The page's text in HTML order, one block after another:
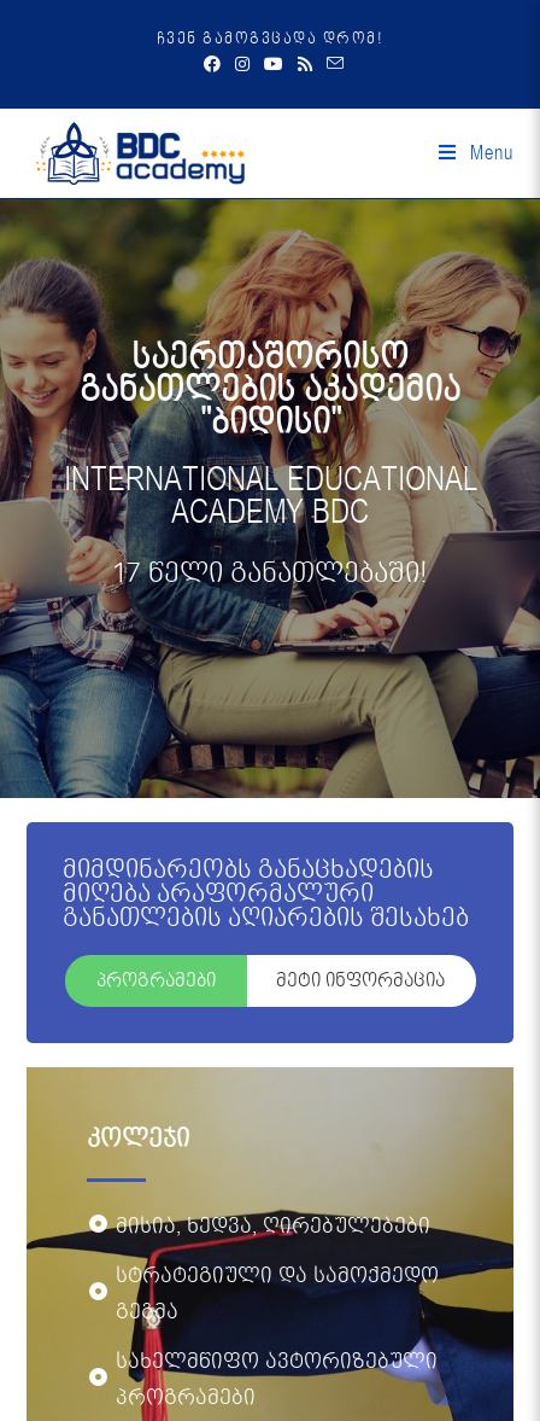
ჩვენ გამოგვცადა დრომ!
Menu
საერთაშორისო
განათლების აკადემია
"ბიდისი"
INTERNATIONAL EDUCATIONAL
ACADEMY BDC
17 წელი განათლებაში!
მიმდინარეობს განაცხადების
მიღება არაფორმალური
განათლების აღიარების შესახებ
პროგრამები მეტი ინფორმაცია
კოლეჯი
მისია, ხედვა, ღირებულებები
სტრატეგიული და სამოქმედო
გეგმა
სახელმწიფო ავტორიზებული
პროგრამები